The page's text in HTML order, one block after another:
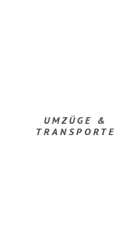
UMZÜGE &
TRANSPORTE